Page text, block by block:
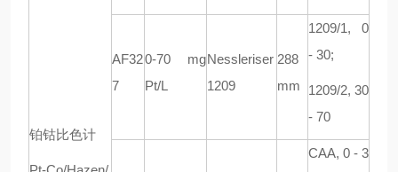
铂钴比色计
AF32
7
0-70 mg
Pt/L
Nessleriser
1209
288
mm
1209/1, 0
- 30;
1209/2, 30
- 70
CAA, 0 - 3